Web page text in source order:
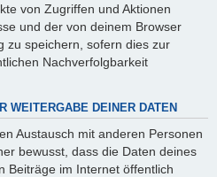
von Zugriffen und Aktionen
und der von deinem Browser
zu speichern, sofern dies zur
Nachverfolgbarkeit
WEITERGABE DEINER DATEN
Austausch mit anderen Personen
bewusst, dass die Daten deines
Beiträge im Internet öffentlich